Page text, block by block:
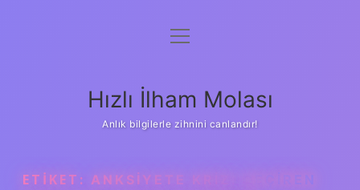
Anasayfa
Yasal Uyarı
menüyü
Hızlı İlham Molası
Anlık bilgilerle zihnini canlandır!
ETIKET: ANKSIYETE KRIZI GEÇIREN